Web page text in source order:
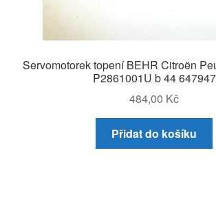
Servomotorek topení BEHR Citroën
P2861001U b 44 647947
484,00 Kč
Přidat do košíku